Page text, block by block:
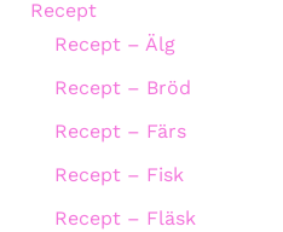
Recept
Recept – Älg
Recept – Bröd
Recept – Färs
Recept – Fisk
Recept – Fläsk